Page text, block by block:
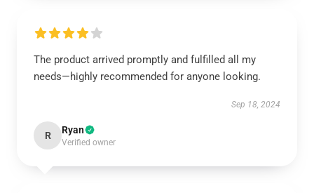
The product arrived promptly and fulfilled all my
needs—highly recommended for anyone looking.
Sep 18, 2024
R Ryan
Verified owner